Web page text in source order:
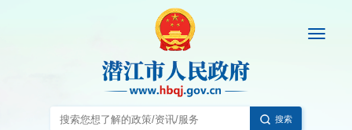
搜索